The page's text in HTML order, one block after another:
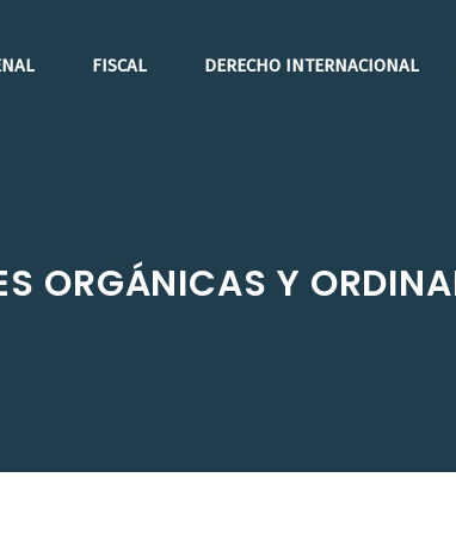
FISCAL DERECHO INTERNACIONAL
ORGÁNICAS Y